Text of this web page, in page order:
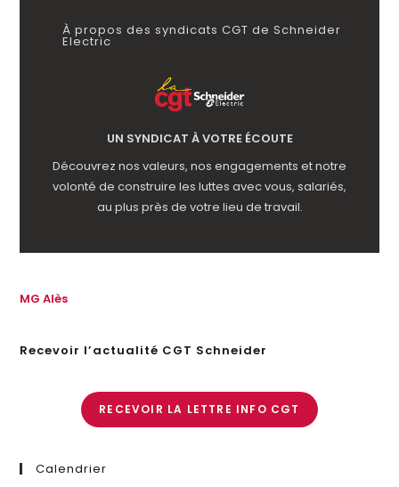
À propos des syndicats CGT de Schneider
Electric
UN SYNDICAT À VOTRE ÉCOUTE
Découvrez nos valeurs, nos engagements et notre
volonté de construire les luttes avec vous, salariés,
au plus près de votre lieu de travail.
MG Alès
Recevoir l’actualité CGT Schneider
RECEVOIR LA LETTRE INFO CGT
Calendrier